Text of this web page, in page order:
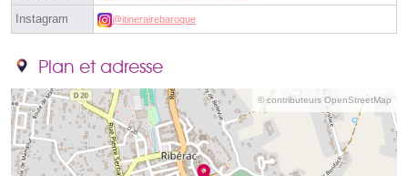
Instagram @itinerairebaroque
Plan et adresse
© contributeurs OpenStreetMap